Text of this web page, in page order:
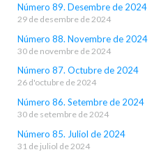
Número 89. Desembre de 2024
29 de desembre de 2024
Número 88. Novembre de 2024
30 de novembre de 2024
Número 87. Octubre de 2024
26 d'octubre de 2024
Número 86. Setembre de 2024
30 de setembre de 2024
Número 85. Juliol de 2024
31 de juliol de 2024